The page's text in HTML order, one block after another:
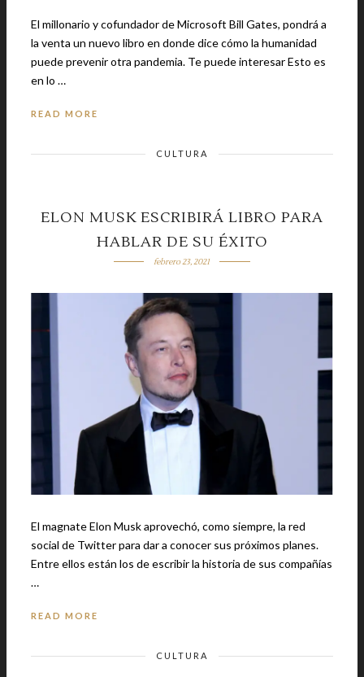
El millonario y cofundador de Microsoft Bill Gates, pondrá a
la venta un nuevo libro en donde dice cómo la humanidad
puede prevenir otra pandemia. Te puede interesar Esto es
en lo …
READ MORE
CULTURA
ELON MUSK ESCRIBIRÁ LIBRO PARA
HABLAR DE SU ÉXITO
febrero 23, 2021
El magnate Elon Musk aprovechó, como siempre, la red
social de Twitter para dar a conocer sus próximos planes.
Entre ellos están los de escribir la historia de sus compañías
…
READ MORE
CULTURA